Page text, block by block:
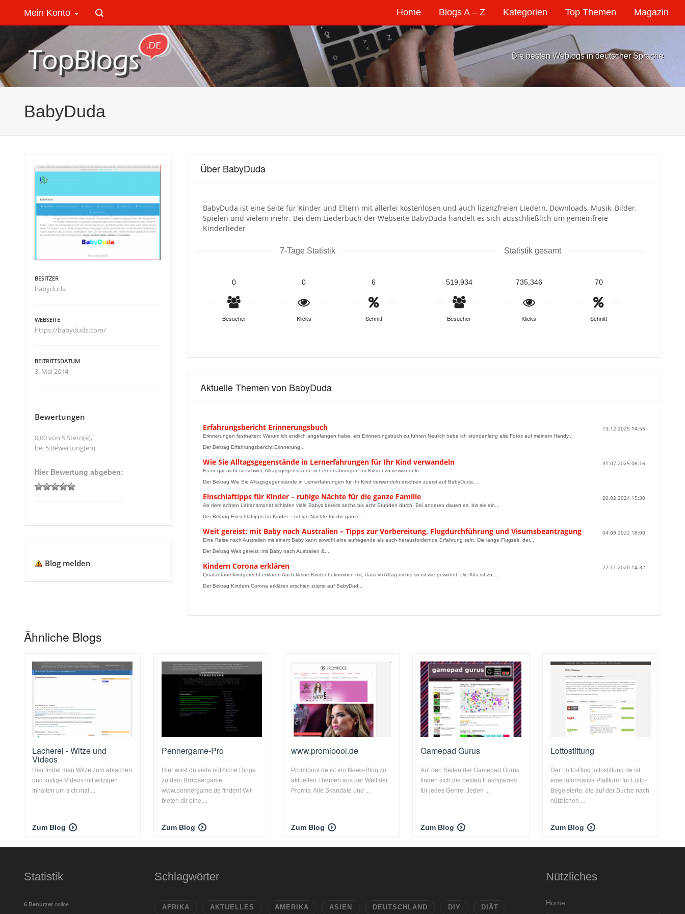
Home Blogs A – Z Kategorien Top Themen Magazin
Mein Konto
Die besten Weblogs in deutscher Sprache
BabyDuda
Über BabyDuda
BabyDuda ist eine Seite für Kinder und Eltern mit allerlei kostenlosen und auch lizenzfreien Liedern, Downloads, Musik, Bilder,
Spielen und vielem mehr. Bei dem Liederbuch der Webseite BabyDuda handelt es sich ausschließlich um gemeinfreie
Kinderlieder
7-Tage Statistik
0
Besucher
0
Klicks
6
Schnitt
Statistik gesamt
519,934
Besucher
735,346
Klicks
70
Schnitt
Aktuelle Themen von BabyDuda
Erfahrungsbericht Erinnerungsbuch 13.12.2025 14:56
Erinnerungen festhalten: Warum ich endlich angefangen habe, ein Erinnerungsbuch zu führen Neulich habe ich stundenlang alte Fotos auf meinem Handy...
Der Beitrag Erfahrungsbericht Erinnerung...
Wie Sie Alltagsgegenstände in Lernerfahrungen für Ihr Kind verwandeln 31.07.2025 06:16
Es ist gar nicht so schwer, Alltagsgegenstände in Lernerfahrungen für Kinder zu verwandeln
Der Beitrag Wie Sie Alltagsgegenstände in Lernerfahrungen für Ihr Kind verwandeln erschien zuerst auf BabyDuda....
Einschlaftipps für Kinder – ruhige Nächte für die ganze Familie 20.02.2024 15:30
Ab dem achten Lebensmonat schlafen viele Babys bereits sechs bis acht Stunden durch. Bei anderen dauert es, bis sie ein...
Der Beitrag Einschlaftipps für Kinder – ruhige Nächte für die ganze...
Weit gereist: mit Baby nach Australien – Tipps zur Vorbereitung, Flugdurchführung und Visumsbeantragung 04.09.2022 18:00
Eine Reise nach Australien mit einem Baby kann sowohl eine aufregende als auch herausfordernde Erfahrung sein. Die lange Flugzeit, der...
Der Beitrag Weit gereist: mit Baby nach Australien &...
Kindern Corona erklären 27.11.2020 14:32
Quarantäne kindgerecht erklären Auch kleine Kinder bekommen mit, dass im Alltag nichts so ist wie gewohnt. Die Kita ist zu,...
Der Beitrag Kindern Corona erklären erschien zuerst auf BabyDud...
BESITZER
babyduda
WEBSEITE
https://babyduda.com/
BEITRITTSDATUM
3. Mai 2014
Bewertungen
0,00 von 5 Stern(e),
bei 5 Bewertung(en)
Hier Bewertung abgeben:
Blog melden
Ähnliche Blogs
Lacherei - Witze und
Videos
Hier findet man Witze zum ablachen
und lustige Videos mit witzigen
Inhalten um sich mal ...
Zum Blog
Pennergame-Pro
Hier wirst du viele nützliche Dinge
zu dem Browsergame
www.pennergame.de finden! Wir
bieten dir eine ...
Zum Blog
www.promipool.de
Promipool.de ist ein News-Blog zu
aktuellen Themen aus der Welt der
Promis. Alle Skandale und ...
Zum Blog
Gamepad Gurus
Auf den Seiten der Gamepad Gurus
finden sich die besten Flashgames
für jedes Genre. Jeden ...
Zum Blog
Lottostiftung
Der Lotto-Blog lottostiftung.de ist
eine informative Plattform für Lotto-
Begeisterte, die auf der Suche nach
nützlichen ...
Zum Blog
Statistik
6 Benutzer online
Schlagwörter
AFRIKA AKTUELLES AMERIKA ASIEN DEUTSCHLAND DIY DIÄT
Nützliches
Home